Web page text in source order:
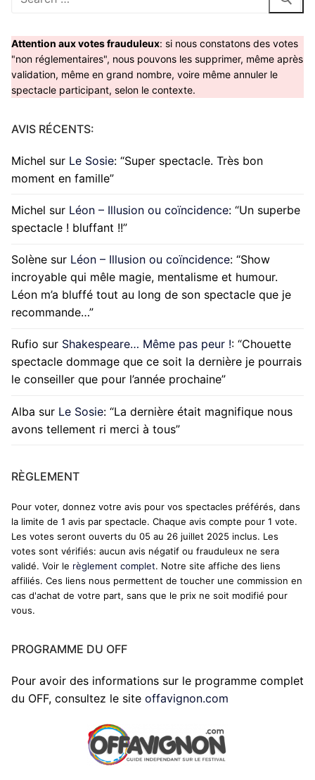
Attention aux votes frauduleux: si nous constatons des votes
"non réglementaires", nous pouvons les supprimer, même après
validation, même en grand nombre, voire même annuler le
spectacle participant, selon le contexte.
AVIS RÉCENTS:
Michel sur Le Sosie: “Super spectacle. Très bon
moment en famille”
Michel sur Léon – Illusion ou coïncidence: “Un superbe
spectacle ! bluffant !!”
Solène sur Léon – Illusion ou coïncidence: “Show
incroyable qui mêle magie, mentalisme et humour.
Léon m’a bluffé tout au long de son spectacle que je
recommande…”
Rufio sur Shakespeare… Même pas peur !: “Chouette
spectacle dommage que ce soit la dernière je pourrais
le conseiller que pour l’année prochaine”
Alba sur Le Sosie: “La dernière était magnifique nous
avons tellement ri merci à tous”
RÈGLEMENT
Pour voter, donnez votre avis pour vos spectacles préférés, dans
la limite de 1 avis par spectacle. Chaque avis compte pour 1 vote.
Les votes seront ouverts du 05 au 26 juillet 2025 inclus. Les
votes sont vérifiés: aucun avis négatif ou frauduleux ne sera
validé. Voir le règlement complet. Notre site affiche des liens
affiliés. Ces liens nous permettent de toucher une commission en
cas d'achat de votre part, sans que le prix ne soit modifié pour
vous.
PROGRAMME DU OFF
Pour avoir des informations sur le programme complet
du OFF, consultez le site offavignon.com